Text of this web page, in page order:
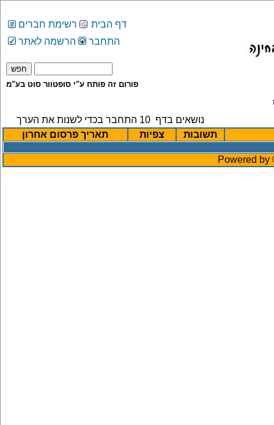
רשימת חברים
דף הבית
הרשמה לאתר
התחבר
פורום זה פותח ע"י סופטוור סוט בע"מ
נושאים בדף 10 התחבר בכדי לשנות את הערך
תאריך פרסום אחרון
צפיות תשובות
Powered by